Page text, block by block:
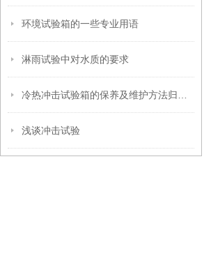
环境试验箱的一些专业用语
淋雨试验中对水质的要求
浅谈冲击试验